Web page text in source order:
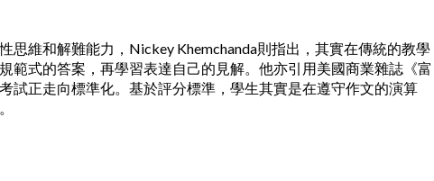
思維和解難能力，Nickey Khemchanda則指出，其實在傳統的教學
範式的答案，再學習表達自己的見解。他亦引用美國商業雜誌《富
試正走向標準化。基於評分標準，學生其實是在遵守作文的演算